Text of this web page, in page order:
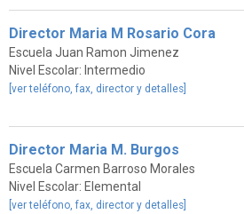
Director Maria M Rosario Cora
Escuela Juan Ramon Jimenez
Nivel Escolar: Intermedio
[ver teléfono, fax, director y detalles]
Director Maria M. Burgos
Escuela Carmen Barroso Morales
Nivel Escolar: Elemental
[ver teléfono, fax, director y detalles]